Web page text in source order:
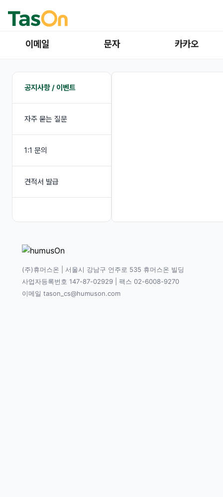
이메일 문자 카카오
공지사항 / 이벤트
자주 묻는 질문
1:1 문의
견적서 발급
(주)휴머스온 | 서울시 강남구 언주로 535 휴머스온 빌딩
사업자등록번호 147-87-02929 | 팩스 02-6008-9270
이메일 tason_cs@humuson.com